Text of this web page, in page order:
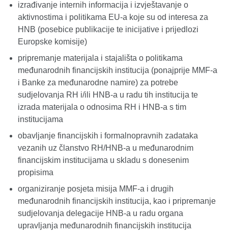
izrađivanje internih informacija i izvještavanje o
aktivnostima i politikama EU-a koje su od interesa za
HNB (posebice publikacije te inicijative i prijedlozi
Europske komisije)
pripremanje materijala i stajališta o politikama
međunarodnih financijskih institucija (ponajprije MMF-a
i Banke za međunarodne namire) za potrebe
sudjelovanja RH i/ili HNB-a u radu tih institucija te
izrada materijala o odnosima RH i HNB-a s tim
institucijama
obavljanje financijskih i formalnopravnih zadataka
vezanih uz članstvo RH/HNB-a u međunarodnim
financijskim institucijama u skladu s donesenim
propisima
organiziranje posjeta misija MMF-a i drugih
međunarodnih financijskih institucija, kao i pripremanje
sudjelovanja delegacije HNB-a u radu organa
upravljanja međunarodnih financijskih institucija